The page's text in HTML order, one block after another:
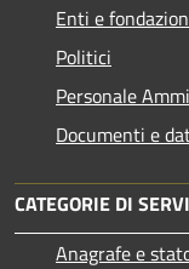
Enti e
Politici
Personale
Documenti e
CATEGORIE DI
Anagrafe e